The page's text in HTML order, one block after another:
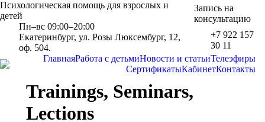
Психологическая помощь для взрослых и
детей
Пн–вс 09:00–20:00
Екатеринбург, ул. Розы Люксембург, 12,
оф. 504.
Запись на
консультацию
+7 922 157
30 11
ГлавнаяРабота с детьмиНовости и статьиТелеэфиры
СертификатыКабинетКонтакты
Trainings, Seminars,
Lections